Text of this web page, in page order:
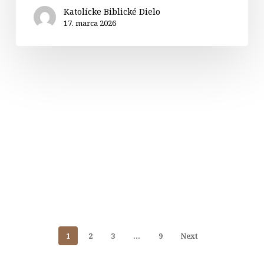
Katolícke Biblické Dielo
17. marca 2026
1 2 3 … 9 Next